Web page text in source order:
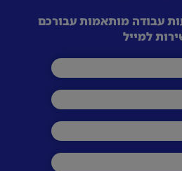
עבודה מותאמות עבורכם
למייל